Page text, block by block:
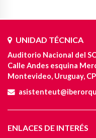
UNIDAD TÉCNICA
Auditorio Nacional del
Calle Andes esquina
Montevideo, Uruguay,
ENLACES DE INTERÉS